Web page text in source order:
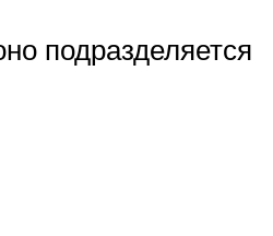
подразделяется